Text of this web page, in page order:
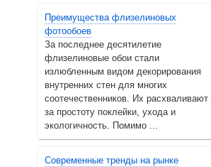
Преимущества флизелиновых
фотообоев
За последнее десятилетие
флизелиновые обои стали
излюбленным видом декорирования
внутренних стен для многих
соотечественников. Их расхваливают
за простоту поклейки, ухода и
экологичность. Помимо ...
Современные тренды на рынке